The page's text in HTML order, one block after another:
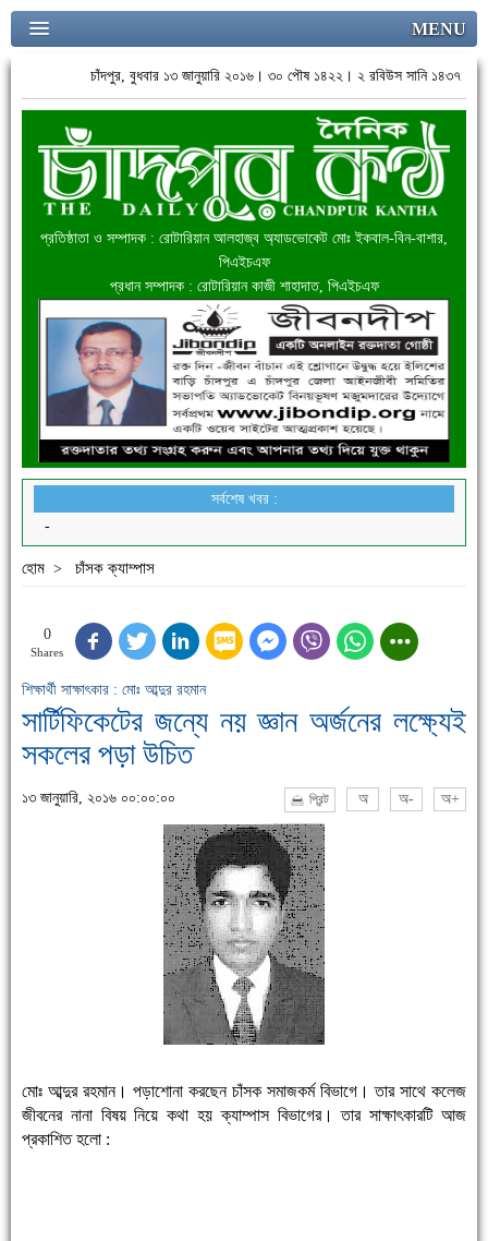
MENU
চাঁদপুর, বুধবার ১৩ জানুয়ারি ২০১৬। ৩০ পৌষ ১৪২২। ২ রবিউস সানি ১৪৩৭
প্রতিষ্ঠাতা ও সম্পাদক : রোটারিয়ান আলহাজ্ব অ্যাডভোকেট মোঃ ইকবাল-বিন-বাশার,
পিএইচএফ
প্রধান সম্পাদক : রোটারিয়ান কাজী শাহাদাত, পিএইচএফ
সর্বশেষ খবর :
হোম > চাঁসক ক্যাম্পাস
0
Shares
শিক্ষার্থী সাক্ষাৎকার : মোঃ আব্দুর রহমান
সার্টিফিকেটের জন্যে নয় জ্ঞান অর্জনের লক্ষ্যেই
সকলের পড়া উচিত
১৩ জানুয়ারি, ২০১৬ ০০:০০:০০ প্রিন্ট অ অ- অ+
মোঃ আব্দুর রহমান। পড়াশোনা করছেন চাঁসক সমাজকর্ম বিভাগে। তার সাথে কলেজ
জীবনের নানা বিষয় নিয়ে কথা হয় ক্যাম্পাস বিভাগের। তার সাক্ষাৎকারটি আজ
প্রকাশিত হলো :